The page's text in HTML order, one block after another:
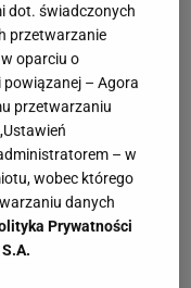
dot. świadczonych
przetwarzanie
oparciu o
powiązanej – Agora
przetwarzaniu
– w
wobec którego
danych
Prywatności